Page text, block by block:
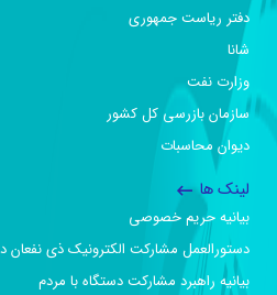
دفتر ریاست جمهوری
شانا
وزارت نفت
سازمان بازرسی کل کشور
دیوان محاسبات
لینک ها
بیانیه حریم خصوصی
دستورالعمل مشارکت الکترونیک ذی نفعان
بیانیه راهبرد مشارکت دستگاه با مردم